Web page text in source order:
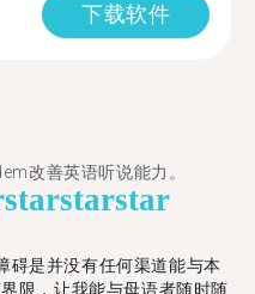
下载软件
改善英语听说能力。
starstarstar
碍是并没有任何渠道能与本
限，让我能与母语者随时随